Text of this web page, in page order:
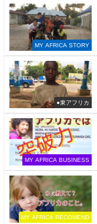
MY AFRICA STORY
●東アフリカ
MY AFRICA BUSINESS
MY AFRICA RECOMEND